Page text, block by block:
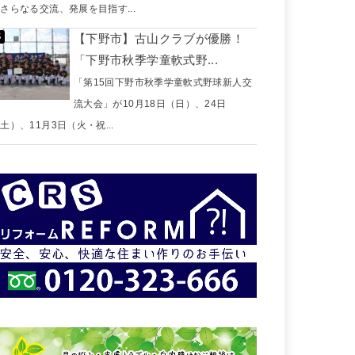
らなる交流、発展を目指す...
【下野市】古山クラブが優勝！
「下野市秋季学童軟式野...
「第15回下野市秋季学童軟式野球新人交
流大会」が10月18日（日）、24日
）、11月3日（火・祝...